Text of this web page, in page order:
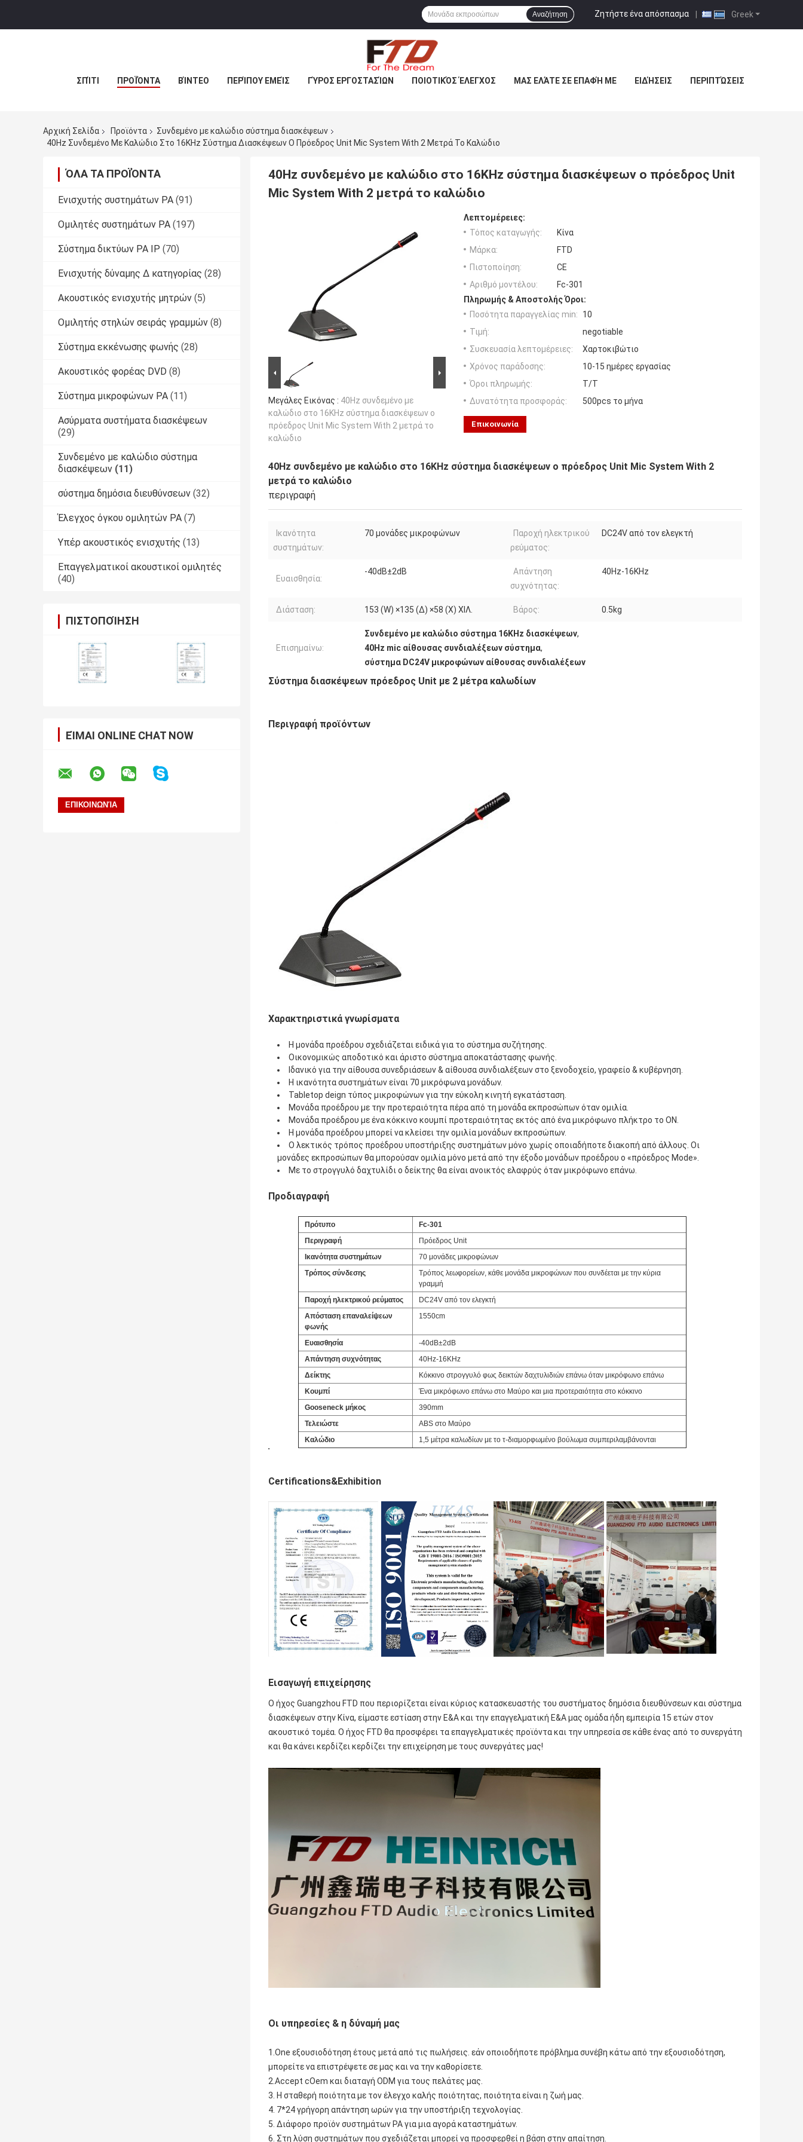
Greek
Ζητήστε ένα απόσπασμα |
Αναζήτηση
ΣΠΊΤΙ ΠΡΟΪΌΝΤΑ ΒΊΝΤΕΟ ΠΕΡΊΠΟΥ ΕΜΕΊΣ ΓΎΡΟΣ ΕΡΓΟΣΤΑΣΊΩΝ ΠΟΙΟΤΙΚΌΣ ΈΛΕΓΧΟΣ ΜΑΣ ΕΛΆΤΕ ΣΕ ΕΠΑΦΉ ΜΕ ΕΙΔΉΣΕΙΣ ΠΕΡΙΠΤΏΣΕΙΣ
Αρχική Σελίδα Προϊόντα
Συνδεμένο με καλώδιο σύστημα διασκέψεων
40Hz Συνδεμένο Με Καλώδιο Στο 16KHz Σύστημα Διασκέψεων Ο Πρόεδρος Unit Mic System With 2 Μετρά Το Καλώδιο
ΌΛΑ ΤΑ ΠΡΟΪΌΝΤΑ
Ενισχυτής συστημάτων PA (91)
Ομιλητές συστημάτων PA (197)
Σύστημα δικτύων PA IP (70)
Ενισχυτής δύναμης Δ κατηγορίας (28)
Ακουστικός ενισχυτής μητρών (5)
Ομιλητής στηλών σειράς γραμμών (8)
Σύστημα εκκένωσης φωνής (28)
Ακουστικός φορέας DVD (8)
Σύστημα μικροφώνων PA (11)
Ασύρματα συστήματα διασκέψεων
(29)
Συνδεμένο με καλώδιο σύστημα
διασκέψεων (11)
σύστημα δημόσια διευθύνσεων (32)
Έλεγχος όγκου ομιλητών PA (7)
Υπέρ ακουστικός ενισχυτής (13)
Επαγγελματικοί ακουστικοί ομιλητές
(40)
ΠΙΣΤΟΠΟΊΗΣΗ
ΕΊΜΑΙ ONLINE CHAT NOW
40Hz συνδεμένο με καλώδιο στο 16KHz σύστημα διασκέψεων ο πρόεδρος Unit
Mic System With 2 μετρά το καλώδιο
Μεγάλες Εικόνας : 40Hz συνδεμένο με
καλώδιο στο 16KHz σύστημα διασκέψεων ο
πρόεδρος Unit Mic System With 2 μετρά το
καλώδιο
Λεπτομέρειες:
Τόπος καταγωγής:
Κίνα
Μάρκα:
FTD
Πιστοποίηση:
CE
Αριθμό μοντέλου:
Fc-301
Πληρωμής & Αποστολής Όροι:
Ποσότητα παραγγελίας min:
10
Τιμή:
negotiable
Συσκευασία λεπτομέρειες:
Χαρτοκιβώτιο
Χρόνος παράδοσης:
10-15 ημέρες εργασίας
Όροι πληρωμής:
T/T
Δυνατότητα προσφοράς:
500pcs το μήνα
Επικοινωνία
40Hz συνδεμένο με καλώδιο στο 16KHz σύστημα διασκέψεων ο πρόεδρος Unit Mic System With 2
μετρά το καλώδιο
περιγραφή
Ικανότητα
συστημάτων:
70 μονάδες μικροφώνων
Παροχή ηλεκτρικού
ρεύματος:
DC24V από τον ελεγκτή
Ευαισθησία:
-40dB±2dB
Απάντηση
συχνότητας:
40Hz-16KHz
Διάσταση: 153 (W) ×135 (Δ) ×58 (Χ) ΧΙΛ. Βάρος: 0.5kg
Επισημαίνω:
Συνδεμένο με καλώδιο σύστημα 16KHz διασκέψεων,
40Hz mic αίθουσας συνδιαλέξεων σύστημα,
σύστημα DC24V μικροφώνων αίθουσας συνδιαλέξεων
Σύστημα διασκέψεων πρόεδρος Unit με 2 μέτρα καλωδίων
Περιγραφή προϊόντων
Χαρακτηριστικά γνωρίσματα
Η μονάδα προέδρου σχεδιάζεται ειδικά για το σύστημα συζήτησης.
Οικονομικώς αποδοτικό και άριστο σύστημα αποκατάστασης φωνής.
Ιδανικό για την αίθουσα συνεδριάσεων & αίθουσα συνδιαλέξεων στο ξενοδοχείο, γραφείο & κυβέρνηση.
Η ικανότητα συστημάτων είναι 70 μικρόφωνα μονάδων.
Tabletop deign τύπος μικροφώνων για την εύκολη κινητή εγκατάσταση.
Μονάδα προέδρου με την προτεραιότητα πέρα από τη μονάδα εκπροσώπων όταν ομιλία.
Μονάδα προέδρου με ένα κόκκινο κουμπί προτεραιότητας εκτός από ένα μικρόφωνο πλήκτρο το ΟΝ.
Η μονάδα προέδρου μπορεί να κλείσει την ομιλία μονάδων εκπροσώπων.
Ο λεκτικός τρόπος προέδρου υποστήριξης συστημάτων μόνο χωρίς οποιαδήποτε διακοπή από άλλους. Οι
μονάδες εκπροσώπων θα μπορούσαν ομιλία μόνο μετά από την έξοδο μονάδων προέδρου ο «πρόεδρος Mode».
Με το στρογγυλό δαχτυλίδι ο δείκτης θα είναι ανοικτός ελαφρύς όταν μικρόφωνο επάνω.
Προδιαγραφή
Πρότυπο
Fc-301
Περιγραφή
Πρόεδρος Unit
Ικανότητα συστημάτων
70 μονάδες μικροφώνων
Τρόπος σύνδεσης
Τρόπος λεωφορείων, κάθε μονάδα μικροφώνων που συνδέεται με την κύρια
γραμμή
Παροχή ηλεκτρικού ρεύματος
DC24V από τον ελεγκτή
Απόσταση επαναλείψεων
φωνής
1550cm
Ευαισθησία
-40dB±2dB
Απάντηση συχνότητας
40Hz-16KHz
Δείκτης
Κόκκινο στρογγυλό φως δεικτών δαχτυλιδιών επάνω όταν μικρόφωνο επάνω
Κουμπί
Ένα μικρόφωνο επάνω στο Μαύρο και μια προτεραιότητα στο κόκκινο
Gooseneck μήκος
390mm
Τελειώστε
ABS στο Μαύρο
Καλώδιο
1,5 μέτρα καλωδίων με το τ-διαμορφωμένο βούλωμα συμπεριλαμβάνονται
Certifications&Exhibition
Εισαγωγή επιχείρησης
Ο ήχος Guangzhou FTD που περιορίζεται είναι κύριος κατασκευαστής του συστήματος δημόσια διευθύνσεων και σύστημα
διασκέψεων στην Κίνα, είμαστε εστίαση στην Ε&Α και την επαγγελματική Ε&Α μας ομάδα ήδη εμπειρία 15 ετών στον
ακουστικό τομέα. Ο ήχος FTD θα προσφέρει τα επαγγελματικές προϊόντα και την υπηρεσία σε κάθε ένας από το συνεργάτη
και θα κάνει κερδίζει κερδίζει την επιχείρηση με τους συνεργάτες μας!
Οι υπηρεσίες & η δύναμή μας
1.One εξουσιοδότηση έτους μετά από τις πωλήσεις. εάν οποιοδήποτε πρόβλημα συνέβη κάτω από την εξουσιοδότηση,
μπορείτε να επιστρέψετε σε μας και να την καθορίσετε.
2.Accept cOem και διαταγή ODM για τους πελάτες μας.
3. Η σταθερή ποιότητα με τον έλεγχο καλής ποιότητας, ποιότητα είναι η ζωή μας.
4. 7*24 γρήγορη απάντηση ωρών για την υποστήριξη τεχνολογίας.
5. Διάφορο προϊόν συστημάτων PA για μια αγορά καταστημάτων.
6. Στη λύση συστημάτων που σχεδιάζεται μπορεί να προσφερθεί η βάση στην απαίτηση.